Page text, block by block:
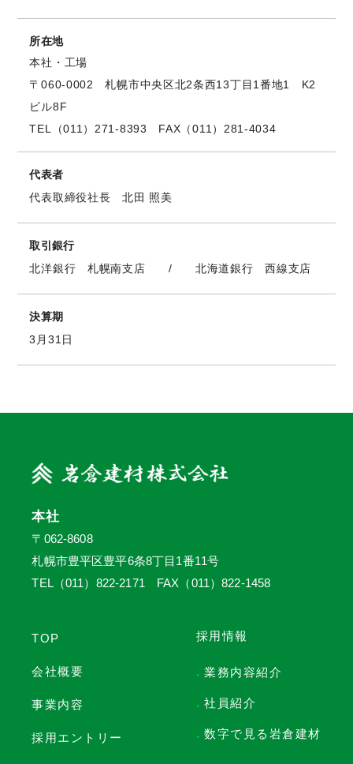
所在地
本社・工場
〒060-0002 札幌市中央区北2条西13丁目1番地1 K2
ビル8F
TEL（011）271-8393 FAX（011）281-4034
代表者
代表取締役社長 北田 照美
取引銀行
北洋銀行 札幌南支店 / 北海道銀行 西線支店
決算期
3月31日
本社
〒062-8608
札幌市豊平区豊平6条8丁目1番11号
TEL（011）822-2171 FAX（011）822-1458
TOP
会社概要
事業内容
採用エントリー
採用情報
● 業務内容紹介
● 社員紹介
● 数字で見る岩倉建材